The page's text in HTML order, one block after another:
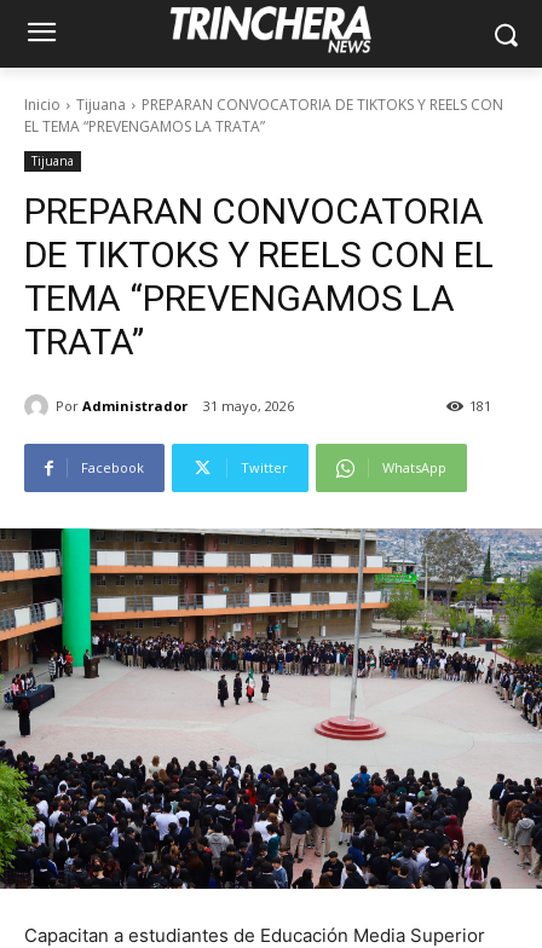
Inicio Tijuana
PREPARAN CONVOCATORIA DE TIKTOKS Y REELS CON
EL TEMA “PREVENGAMOS LA TRATA”
Tijuana
PREPARAN CONVOCATORIA
DE TIKTOKS Y REELS CON EL
TEMA “PREVENGAMOS LA
TRATA”
Por Administrador 31 mayo, 2026 181
Facebook Twitter WhatsApp
Capacitan a estudiantes de Educación Media Superior